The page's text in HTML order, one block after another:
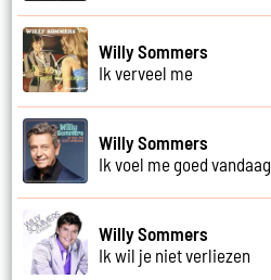
Willy Sommers
Ik verveel me
Willy Sommers
Ik voel me goed vandaag
Willy Sommers
Ik wil je niet verliezen